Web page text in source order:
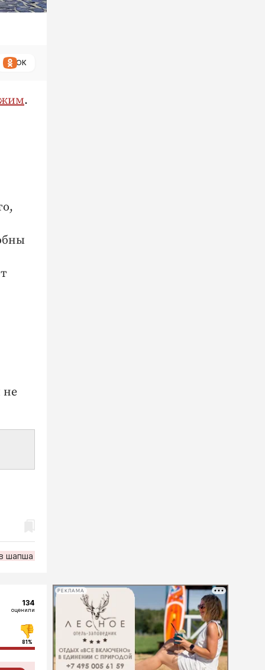
ОК
.
не
шапша
134
оценили
81%
РЕКЛАМА